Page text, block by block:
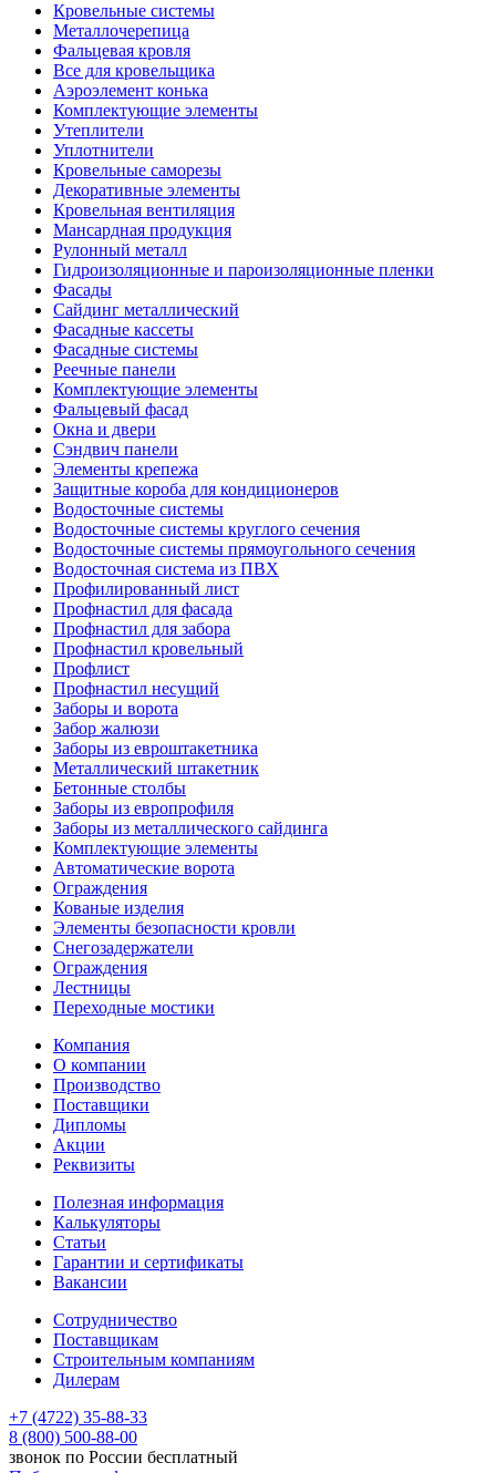
Кровельные системы
Металлочерепица
Фальцевая кровля
Все для кровельщика
Аэроэлемент конька
Комплектующие элементы
Утеплители
Уплотнители
Кровельные саморезы
Декоративные элементы
Кровельная вентиляция
Мансардная продукция
Рулонный металл
Гидроизоляционные и пароизоляционные пленки
Фасады
Сайдинг металлический
Фасадные кассеты
Фасадные системы
Реечные панели
Комплектующие элементы
Фальцевый фасад
Окна и двери
Сэндвич панели
Элементы крепежа
Защитные короба для кондиционеров
Водосточные системы
Водосточные системы круглого сечения
Водосточные системы прямоугольного сечения
Водосточная система из ПВХ
Профилированный лист
Профнастил для фасада
Профнастил для забора
Профнастил кровельный
Профлист
Профнастил несущий
Заборы и ворота
Забор жалюзи
Заборы из евроштакетника
Металлический штакетник
Бетонные столбы
Заборы из европрофиля
Заборы из металлического сайдинга
Комплектующие элементы
Автоматические ворота
Ограждения
Кованые изделия
Элементы безопасности кровли
Снегозадержатели
Ограждения
Лестницы
Переходные мостики
Компания
О компании
Производство
Поставщики
Дипломы
Акции
Реквизиты
Полезная информация
Калькуляторы
Статьи
Гарантии и сертификаты
Вакансии
Сотрудничество
Поставщикам
Строительным компаниям
Дилерам
+7 (4722) 35-88-33
8 (800) 500-88-00
звонок по России бесплатный